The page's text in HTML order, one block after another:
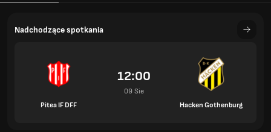
Nadchodzące spotkania
Pitea IF DFF
12:00
09 Sie
Hacken Gothenburg